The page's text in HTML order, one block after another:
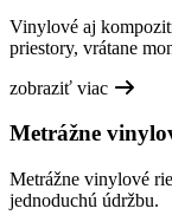
Vinylové aj
priestory, vrátane
zobraziť viac
Metrážne
Metrážne vinylové
jednoduchú údržbu.